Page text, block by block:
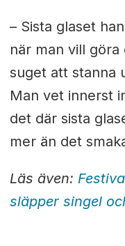
– Sista glaset
när man vill
suget att stanna
Man vet innerst
det där sista
mer än det
Läs även:
släpper singel